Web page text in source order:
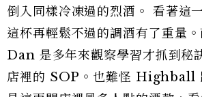
倒入同樣冷凍過的烈酒。 看著這
這杯再輕鬆不過的調酒有了重量。
Dan 是多年來觀察學習才抓到秘
店裡的 SOP。也難怪 Highball